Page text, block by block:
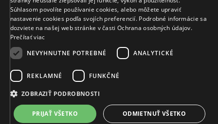
4 493 €
Vyrobíme a doručíme do 21 dní
VIAC INFO
Sídlo spoločnosti
© MIKUŠ DIAMONDS, A.S. 2026. VŠETKY PRÁVA VYHRADENÉ.
Súhlasom povolíte používanie cookies, alebo môžete upraviť
nastavenie cookies podľa svojích preferencií. Podrobné informácie sa
dozviete na našej web stránke v časti Ochrana osobných údajov.
Prečítať viac
NEVYHNUTNE POTREBNÉ
ANALYTICKÉ
REKLAMNÉ FUNKČNÉ
ZOBRAZIŤ PODROBNOSTI
PRIJAŤ VŠETKO ODMIETNUŤ VŠETKO